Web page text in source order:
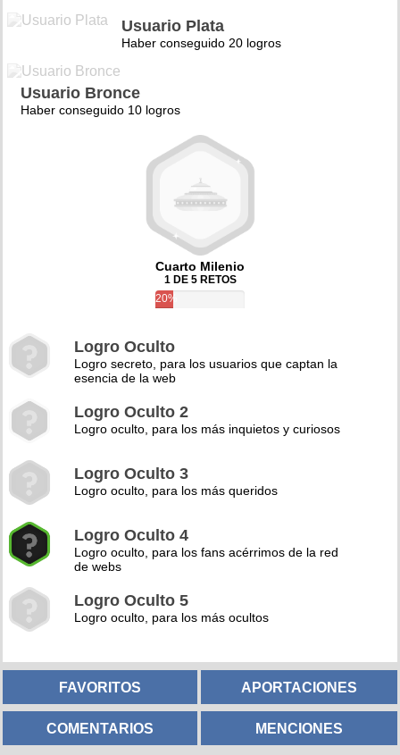
Usuario Plata
Haber conseguido 20 logros
Usuario Bronce
Haber conseguido 10 logros
Cuarto Milenio
1 DE 5 RETOS
20%
Logro Oculto
Logro secreto, para los usuarios que captan la
esencia de la web
Logro Oculto 2
Logro oculto, para los más inquietos y curiosos
Logro Oculto 3
Logro oculto, para los más queridos
Logro Oculto 4
Logro oculto, para los fans acérrimos de la red
de webs
Logro Oculto 5
Logro oculto, para los más ocultos
FAVORITOS APORTACIONES
COMENTARIOS MENCIONES